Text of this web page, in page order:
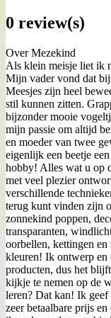
0 review(s)
Over Mezekind
Als klein meisje liet ik
Mijn vader vond dat
Meesjes zijn heel
stil kunnen zitten.
bijzonder mooie
mijn passie om altijd
en moeder van twee
eigenlijk een beetje
hobby! Alles wat u op
met veel plezier
verschillende
terug kunt vinden zijn
zonnekind poppen,
transparanten,
oorbellen, kettingen en
kleuren! Ik ontwerp en
producten, dus het
kijkje te nemen op de
leren? Dat kan! Ik
zeer betaalbare prijs